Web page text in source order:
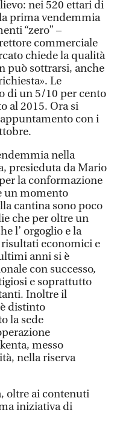
nei 520 ettari di
prima vendemmia
“zero” –
commerciale
chiede la qualità
può sottrarsi, anche
Le
di un 5/10 per cento
al 2015. Ora si
con i
nella
presieduta da Mario
la conformazione
un momento
cantina sono poco
che per oltre un
l’ orgoglio e la
economici e
anni si è
con successo,
e soprattutto
Inoltre il
distinto
la sede
messo
nella riserva
oltre ai contenuti
iniziativa di